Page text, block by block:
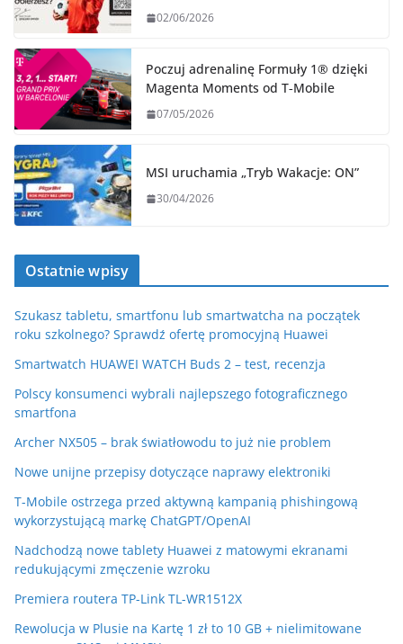
02/06/2026
Poczuj adrenalinę Formuły 1® dzięki
Magenta Moments od T‑Mobile
07/05/2026
MSI uruchamia „Tryb Wakacje: ON”
30/04/2026
Ostatnie wpisy
Szukasz tabletu, smartfonu lub smartwatcha na początek
roku szkolnego? Sprawdź ofertę promocyjną Huawei
Smartwatch HUAWEI WATCH Buds 2 – test, recenzja
Polscy konsumenci wybrali najlepszego fotograficznego
smartfona
Archer NX505 – brak światłowodu to już nie problem
Nowe unijne przepisy dotyczące naprawy elektroniki
T-Mobile ostrzega przed aktywną kampanią phishingową
wykorzystującą markę ChatGPT/OpenAI
Nadchodzą nowe tablety Huawei z matowymi ekranami
redukującymi zmęczenie wzroku
Premiera routera TP-Link TL-WR1512X
Rewolucja w Plusie na Kartę 1 zł to 10 GB + nielimitowane